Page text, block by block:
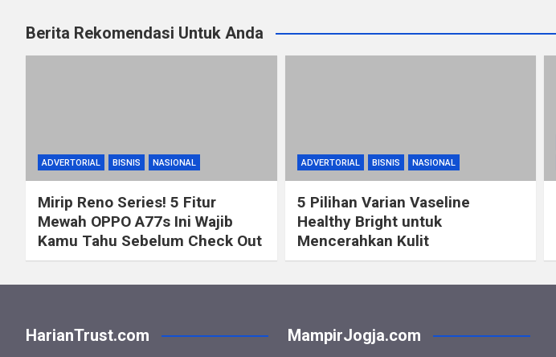
Berita Rekomendasi Untuk Anda
ADVERTORIAL BISNIS NASIONAL
Mirip Reno Series! 5 Fitur
Mewah OPPO A77s Ini Wajib
Kamu Tahu Sebelum Check Out
ADVERTORIAL BISNIS NASIONAL
5 Pilihan Varian Vaseline
Healthy Bright untuk
Mencerahkan Kulit
HarianTrust.com MampirJogja.com